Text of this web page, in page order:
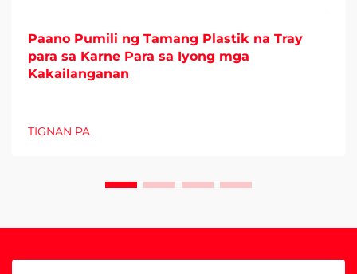
Paano Pumili ng Tamang Plastik na Tray
para sa Karne Para sa Iyong mga
Kakailanganan
TIGNAN PA